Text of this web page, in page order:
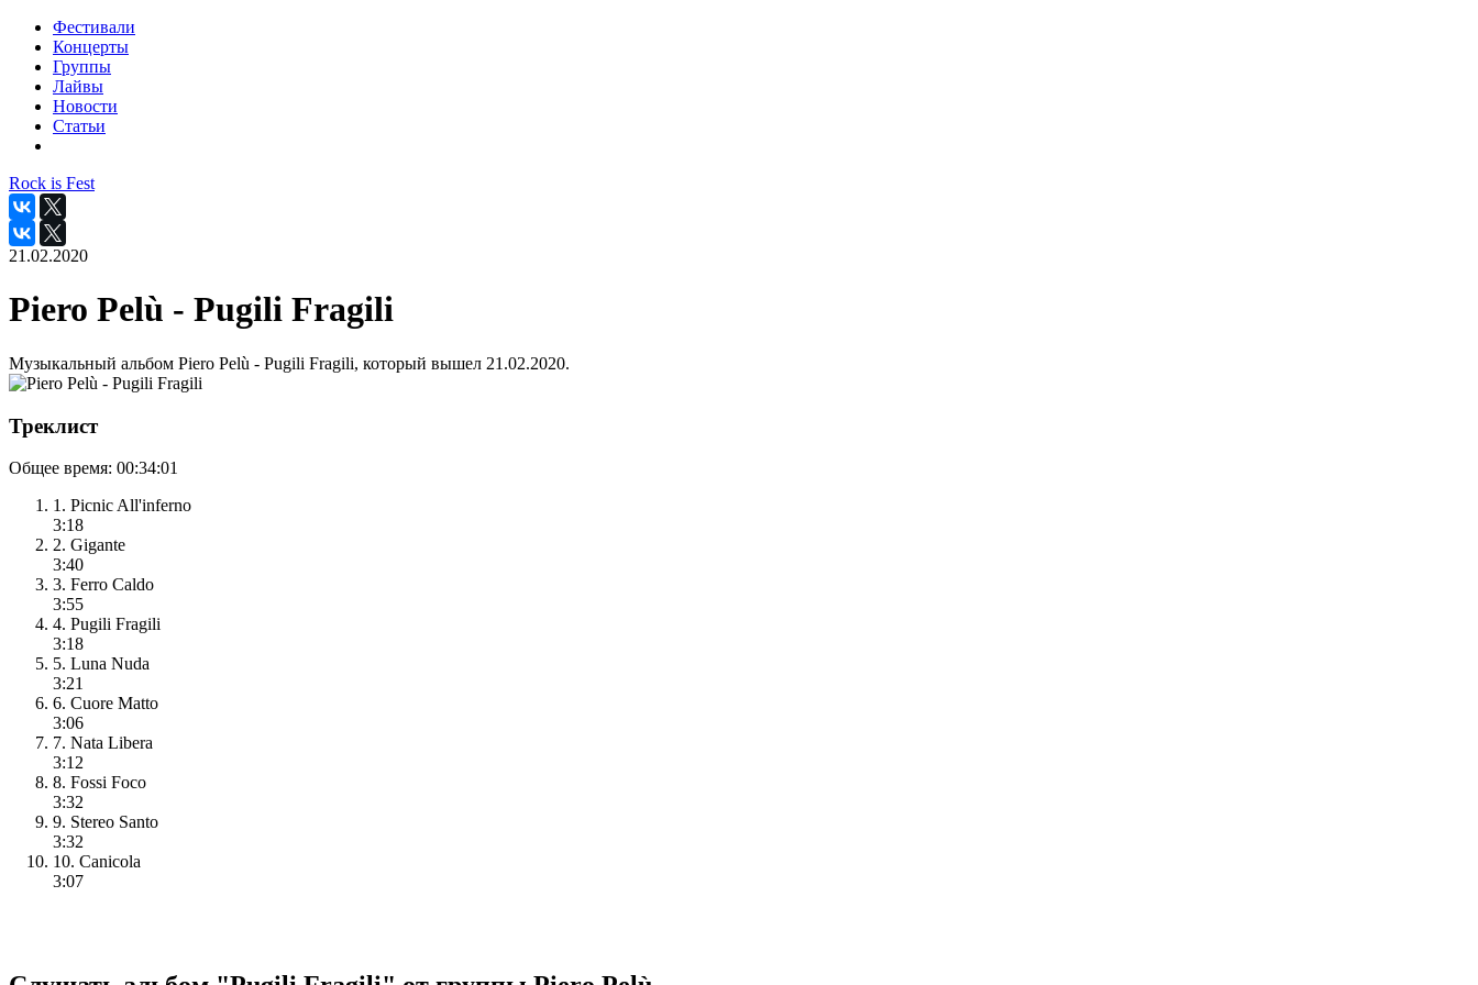
Фестивали
Концерты
Группы
Лайвы
Новости
Статьи
Rock is Fest
21.02.2020
Piero Pelù - Pugili Fragili
Музыкальный альбом Piero Pelù - Pugili Fragili, который вышел 21.02.2020.
Треклист
Общее время: 00:34:01
1. Picnic All'inferno
3:18
2. Gigante
3:40
3. Ferro Caldo
3:55
4. Pugili Fragili
3:18
5. Luna Nuda
3:21
6. Cuore Matto
3:06
7. Nata Libera
3:12
8. Fossi Foco
3:32
9. Stereo Santo
3:32
10. Canicola
3:07